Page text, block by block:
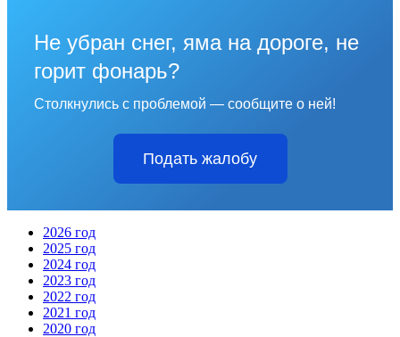
Не убран снег, яма на дороге, не
горит фонарь?
Столкнулись с проблемой — сообщите о ней!
Подать жалобу
2026 год
2025 год
2024 год
2023 год
2022 год
2021 год
2020 год